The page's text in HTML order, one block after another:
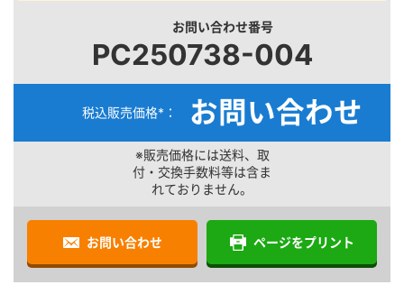
お問い合わせ番号
PC250738-004
税込販売価格*： お問い合わせ
※販売価格には送料、取
付・交換手数料等は含ま
れておりません。
お問い合わせ ページをプリント